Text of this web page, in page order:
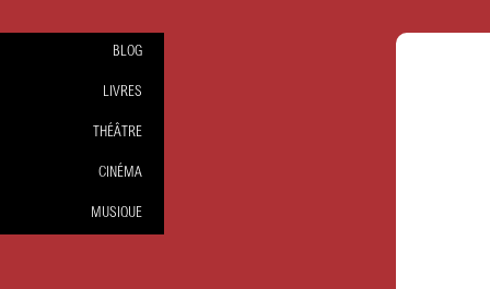
BLOG
LIVRES
THÉÂTRE
CINÉMA
MUSIQUE